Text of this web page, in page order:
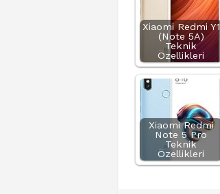
Xiaomi Redmi Y1
(Note 5A)
Teknik
Özellikleri
Xiaomi Redmi
Note 5 Pro
Teknik
Özellikleri